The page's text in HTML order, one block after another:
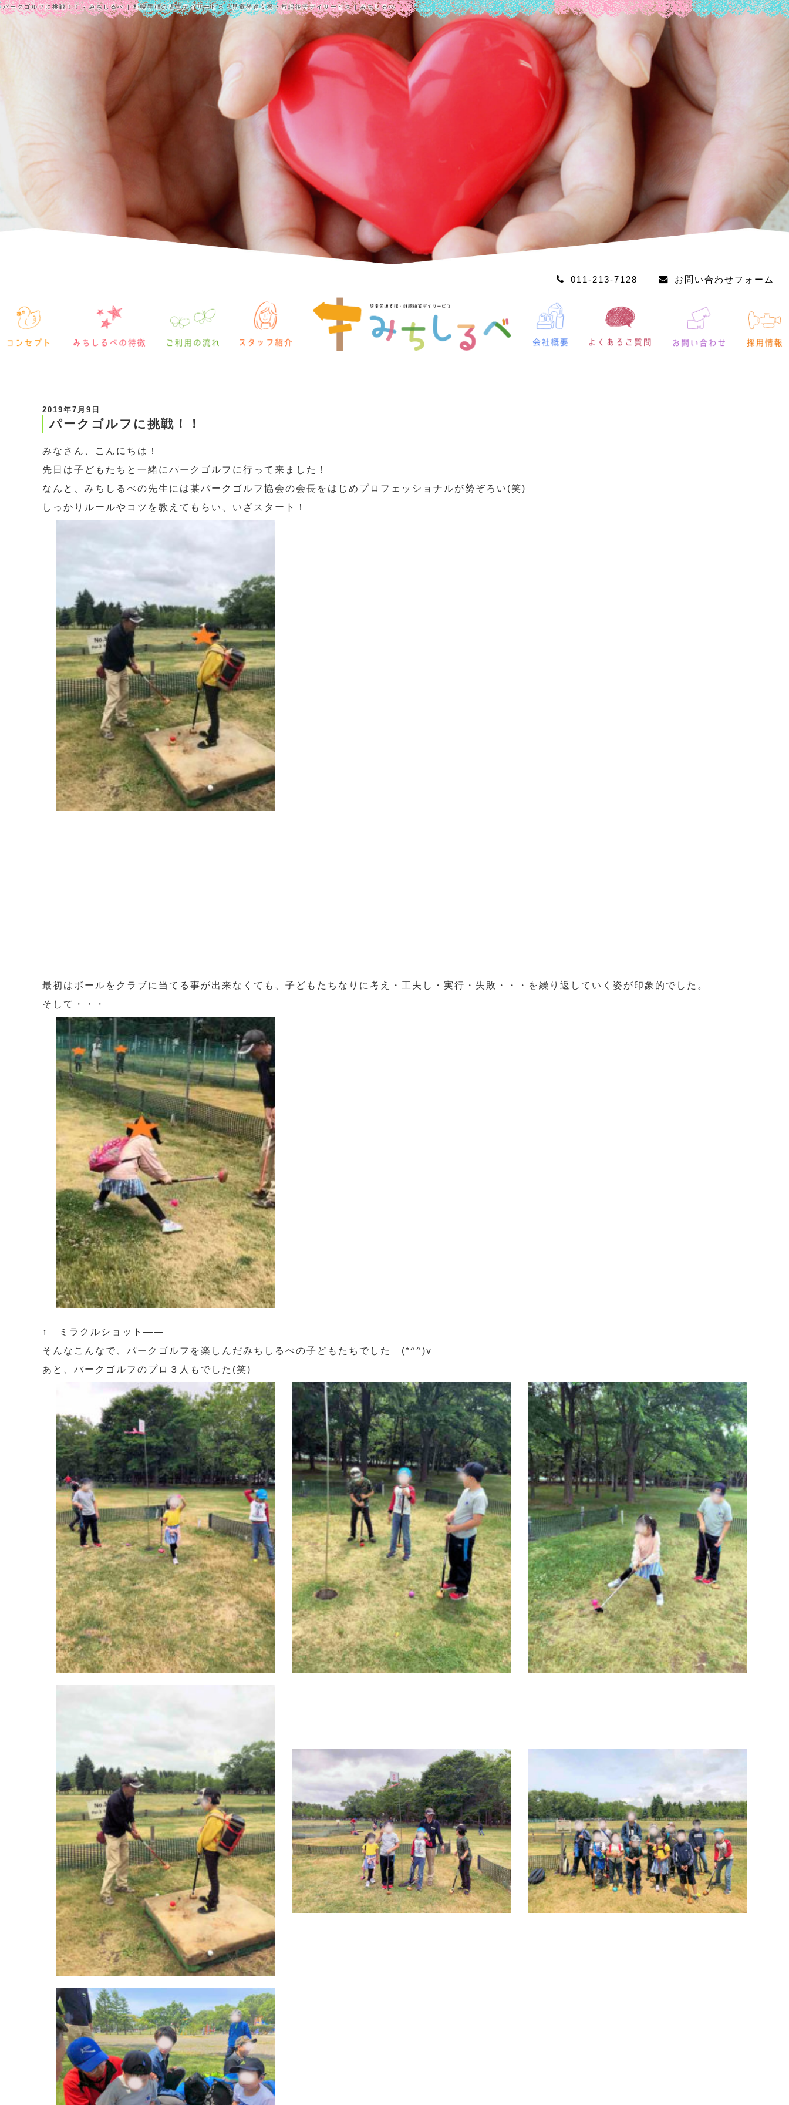
パークゴルフに挑戦！！ - みちしるべ | 札幌手稲の児童デイサービス・児童発達支援・放課後等デイサービス | みちしるべ
011-213-7128 お問い合わせフォーム
2019年7月9日
パークゴルフに挑戦！！
みなさん、こんにちは！
先日は子どもたちと一緒にパークゴルフに行って来ました！
なんと、みちしるべの先生には某パークゴルフ協会の会長をはじめプロフェッショナルが勢ぞろい(笑)
しっかりルールやコツを教えてもらい、いざスタート！
最初はボールをクラブに当てる事が出来なくても、子どもたちなりに考え・工夫し・実行・失敗・・・を繰り返していく姿が印象的でした。
そして・・・
↑ ミラクルショット――
そんなこんなで、パークゴルフを楽しんだみちしるべの子どもたちでした (*^^)v
あと、パークゴルフのプロ３人もでした(笑)